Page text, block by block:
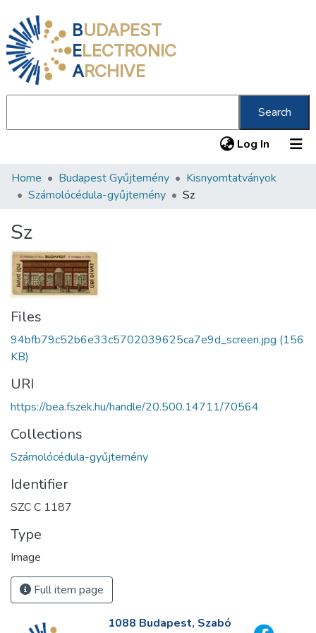
BUDAPEST
ELECTRONIC
ARCHIVE
Search
Log In (current)
Communities & Collections
Statistics
About us
Home Budapest Gyűjtemény
Kisnyomtatványok
Számolócédula-gyűjtemény
Sz
Sz
Files
94bfb79c52b6e33c5702039625ca7e9d_screen.jpg (156
KB)
URI
https://bea.fszek.hu/handle/20.500.14711/70564
Collections
Számolócédula-gyűjtemény
Identifier
SZC C 1187
Type
Image
Full item page
1088 Budapest, Szabó